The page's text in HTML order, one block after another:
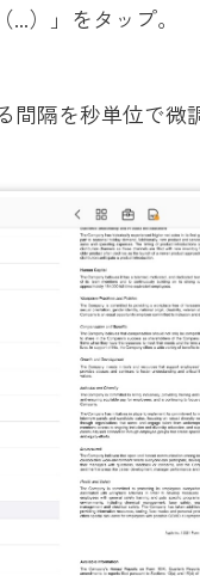
）」をタップ。
間隔を秒単位で微